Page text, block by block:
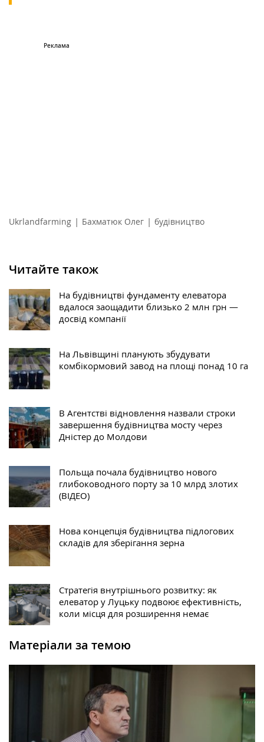
Ukrlandfarming | Бахматюк Олег | будівництво
Читайте також
На будівництві фундаменту елеватора
вдалося заощадити близько 2 млн грн —
досвід компанії
На Львівщині планують збудувати
комбікормовий завод на площі понад 10 га
В Агентстві відновлення назвали строки
завершення будівництва мосту через
Дністер до Молдови
Польща почала будівництво нового
глибоководного порту за 10 млрд злотих
(ВІДЕО)
Нова концепція будівництва підлогових
складів для зберігання зерна
Стратегія внутрішнього розвитку: як
елеватор у Луцьку подвоює ефективність,
коли місця для розширення немає
Матеріали за темою